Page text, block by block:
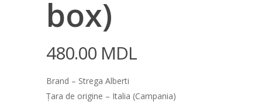
box)
480.00 MDL
Brand – Strega Alberti
Țara de origine – Italia (Campania)